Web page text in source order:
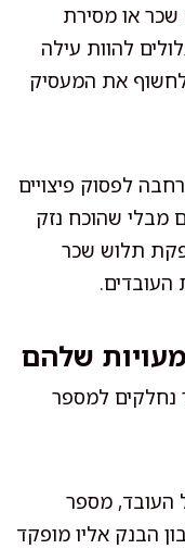
שכר או מסירת
להוות עילה
את המעסיק
לפסוק פיצויים
מבלי שהוכח נזק
תלוש שכר
העובדים.
שלהם
נחלקים למספר
העובד, מספר
הבנק אליו מופקד